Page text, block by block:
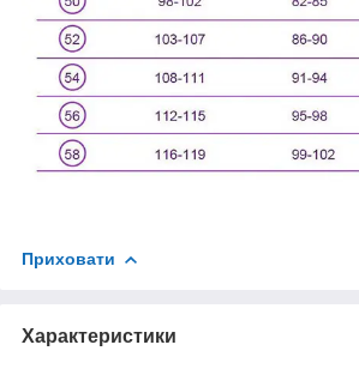
Приховати
Характеристики